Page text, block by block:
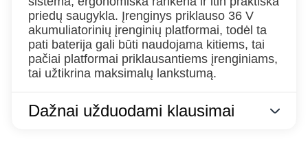
priedų saugykla. Įrenginys priklauso 36 V
akumuliatorinių įrenginių platformai, todėl ta
pati baterija gali būti naudojama kitiems, tai
pačiai platformai priklausantiems įrenginiams,
tai užtikrina maksimalų lankstumą.
Dažnai užduodami klausimai